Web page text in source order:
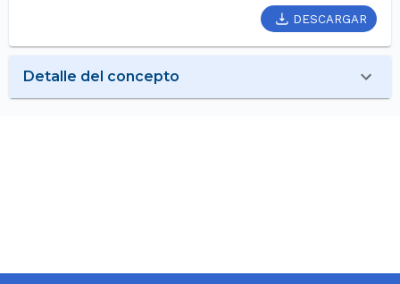
DESCARGAR
Detalle del concepto